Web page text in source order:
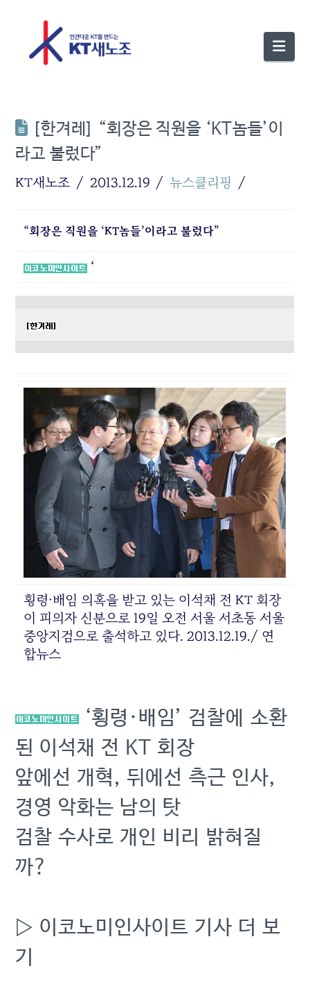
[한겨레] “회장은 직원을 ‘KT놈들’이
라고 불렀다”
KT새노조 2013.12.19 뉴스클리핑
“회장은 직원을 ‘KT놈들’이라고 불렀다”
‘
횡령·배임 의혹을 받고 있는 이석채 전 KT 회장
이 피의자 신분으로 19일 오전 서울 서초동 서울
중앙지검으로 출석하고 있다. 2013.12.19./ 연
합뉴스
‘횡령·배임’ 검찰에 소환
된 이석채 전 KT 회장
앞에선 개혁, 뒤에선 측근 인사,
경영 악화는 남의 탓
검찰 수사로 개인 비리 밝혀질
까?
▷ 이코노미인사이트 기사 더 보
기